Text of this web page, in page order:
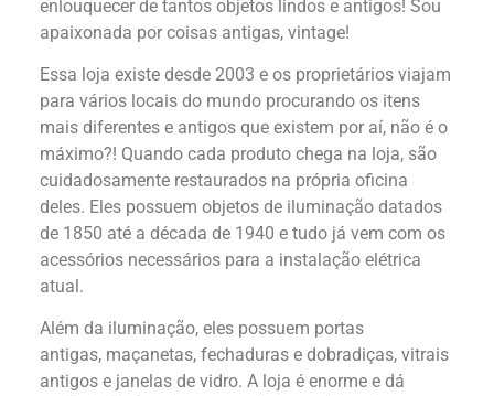
enlouquecer de tantos objetos lindos e antigos! Sou
apaixonada por coisas antigas, vintage!
Essa loja existe desde 2003 e os proprietários viajam
para vários locais do mundo procurando os itens
mais diferentes e antigos que existem por aí, não é o
máximo?! Quando cada produto chega na loja, são
cuidadosamente restaurados na própria oficina
deles. Eles possuem objetos de iluminação datados
de 1850 até a década de 1940 e tudo já vem com os
acessórios necessários para a instalação elétrica
atual.
Além da iluminação, eles possuem portas
antigas, maçanetas, fechaduras e dobradiças, vitrais
antigos e janelas de vidro. A loja é enorme e dá